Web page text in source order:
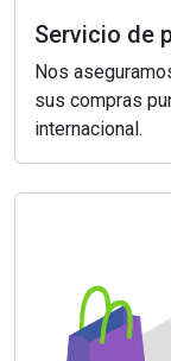
Servicio de
Nos
sus compras
internacional.